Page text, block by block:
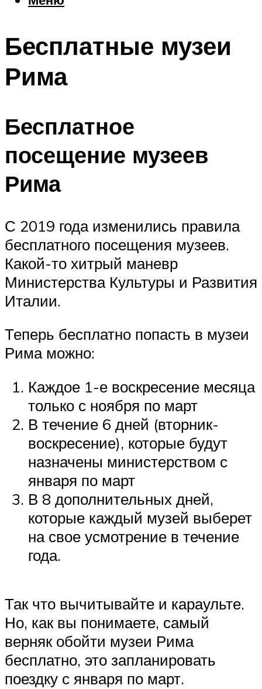
Шоппинг
Бесплатные музеи
Рима
Бесплатное
посещение музеев
Рима
С 2019 года изменились правила
бесплатного посещения музеев.
Какой-то хитрый маневр
Министерства Культуры и Развития
Италии.
Теперь бесплатно попасть в музеи
Рима можно:
Каждое 1-е воскресение месяца
только с ноября по март
В течение 6 дней (вторник-
воскресение), которые будут
назначены министерством с
января по март
В 8 дополнительных дней,
которые каждый музей выберет
на свое усмотрение в течение
года.
Так что вычитывайте и караульте.
Но, как вы понимаете, самый
верняк обойти музеи Рима
бесплатно, это запланировать
поездку с января по март.